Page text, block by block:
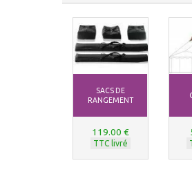
SACS DE
RANGEMENT
119.00 €
TTC livré